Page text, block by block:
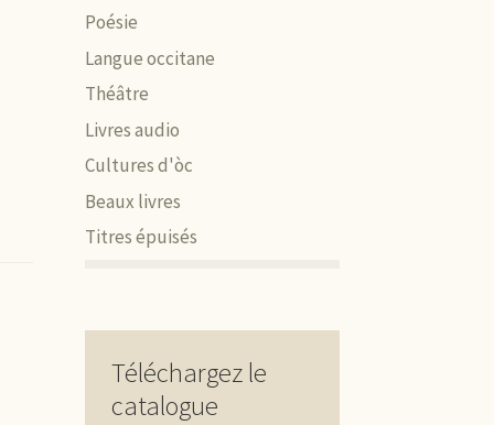
Poésie
Langue occitane
Théâtre
Livres audio
Cultures d'òc
Beaux livres
Titres épuisés
Téléchargez le
catalogue